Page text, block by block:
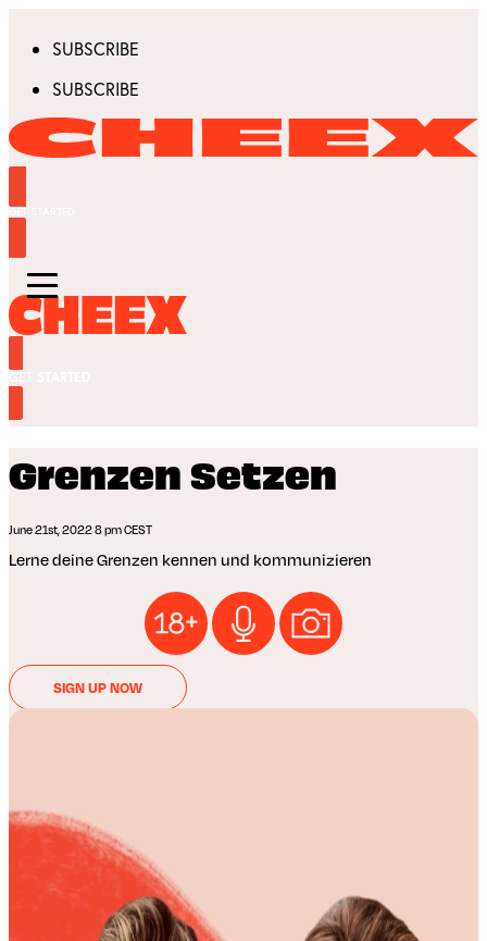
SUBSCRIBE
SUBSCRIBE
GET STARTED
Grenzen Setzen
June 21st, 2022 8 pm CEST
Lerne deine Grenzen kennen und kommunizieren
SIGN UP NOW